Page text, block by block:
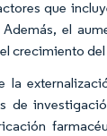
que
el
crecimiento
la
de